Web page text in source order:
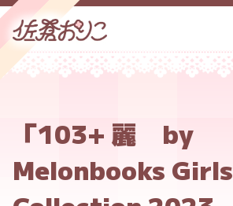
「103+ 麗 by
Melonbooks Girls